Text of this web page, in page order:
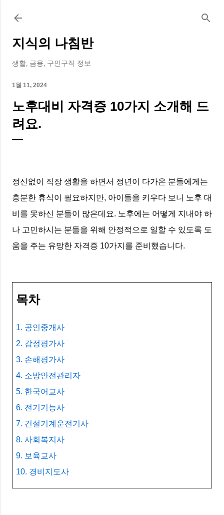
지식의 나침반
생활, 금융, 구인구직 정보
1월 11, 2024
노후대비 자격증 10가지 소개해 드
려요.
정신없이 직장 생활을 하면서 정년이 다가온 분들에게는
충분한 휴식이 필요하지만, 아이들을 키우다 보니 노후 대
비를 못하신 분들이 많은데요. 노후에는 어떻게 지내야 하
나 고민하시는 분들을 위해 안정적으로 일할 수 있도록 도
움을 주는 유망한 자격증 10가지를 준비했습니다.
목차
1. 공인중개사
2. 감정평가사
3. 손해평가사
4. 소방안전관리자
5. 한국어교사
6. 전기기능사
7. 건설기계운전기사
8. 사회복지사
9. 보육교사
10. 경비지도사